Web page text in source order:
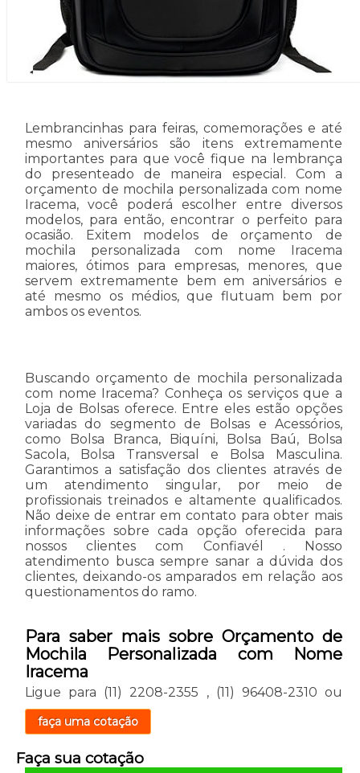
Lembrancinhas para feiras, comemorações e até
mesmo aniversários são itens extremamente
importantes para que você fique na lembrança
do presenteado de maneira especial. Com a
orçamento de mochila personalizada com nome
Iracema, você poderá escolher entre diversos
modelos, para então, encontrar o perfeito para
ocasião. Exitem modelos de orçamento de
mochila personalizada com nome Iracema
maiores, ótimos para empresas, menores, que
servem extremamente bem em aniversários e
até mesmo os médios, que flutuam bem por
ambos os eventos.
Buscando orçamento de mochila personalizada
com nome Iracema? Conheça os serviços que a
Loja de Bolsas oferece. Entre eles estão opções
variadas do segmento de Bolsas e Acessórios,
como Bolsa Branca, Biquíni, Bolsa Baú, Bolsa
Sacola, Bolsa Transversal e Bolsa Masculina.
Garantimos a satisfação dos clientes através de
um atendimento singular, por meio de
profissionais treinados e altamente qualificados.
Não deixe de entrar em contato para obter mais
informações sobre cada opção oferecida para
nossos clientes com Confiavél . Nosso
atendimento busca sempre sanar a dúvida dos
clientes, deixando-os amparados em relação aos
questionamentos do ramo.
Para saber mais sobre Orçamento de
Mochila Personalizada com Nome
Iracema
Ligue para (11) 2208-2355 , (11) 96408-2310 ou
faça uma cotação
Faça sua cotação